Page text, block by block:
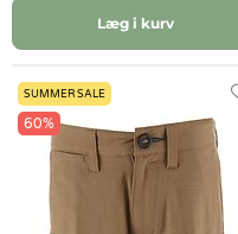
Læg i kurv
SUMMER SALE
60%